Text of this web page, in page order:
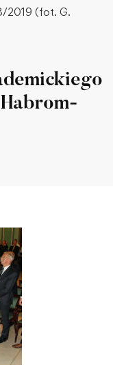
2019 (fot. G.